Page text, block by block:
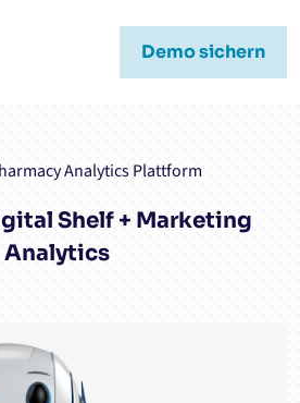
Demo sichern
Analytics Plattform
Shelf + Marketing
Analytics